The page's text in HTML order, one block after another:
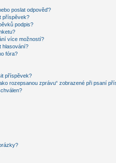
poslat odpověď?
příspěvek?
podpis?
více možností?
hlasování?
fóra?
příspěvek?
rozepsanou zprávu“ zobrazené při psaní